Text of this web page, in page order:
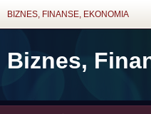
BIZNES, FINANSE, EKONOMIA
Biznes,